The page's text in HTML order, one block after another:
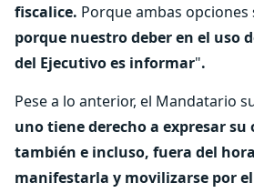
fiscalice. Porque ambas
porque nuestro deber en el uso
del Ejecutivo es informar".
Pese a lo anterior, el Mandatario
uno tiene derecho a expresar
también e incluso, fuera del
manifestarla y movilizarse por